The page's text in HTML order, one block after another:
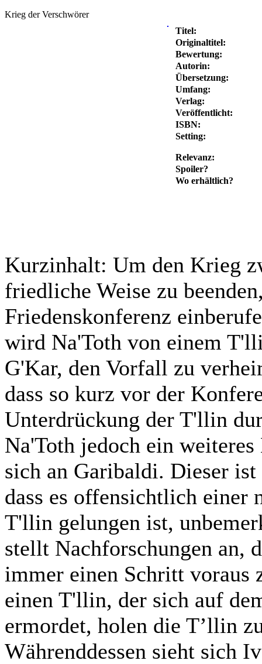
Krieg der Verschwörer
Titel:
Originaltitel:
Bewertung:
Autorin:
Übersetzung:
Umfang:
Verlag:
Veröffentlicht:
ISBN:
Setting:
Relevanz:
Spoiler?
Wo erhältlich?
Kurzinhalt: Um den Krieg
friedliche Weise zu
Friedenskonferenz
wird Na'Toth von einem
G'Kar, den Vorfall zu
dass so kurz vor der
Unterdrückung der T'llin
Na'Toth jedoch ein
sich an Garibaldi. Dieser
dass es offensichtlich einer
T'llin gelungen ist,
stellt Nachforschungen an,
immer einen Schritt voraus
einen T'llin, der sich auf
ermordet, holen die T’llin
Währenddessen sieht sich